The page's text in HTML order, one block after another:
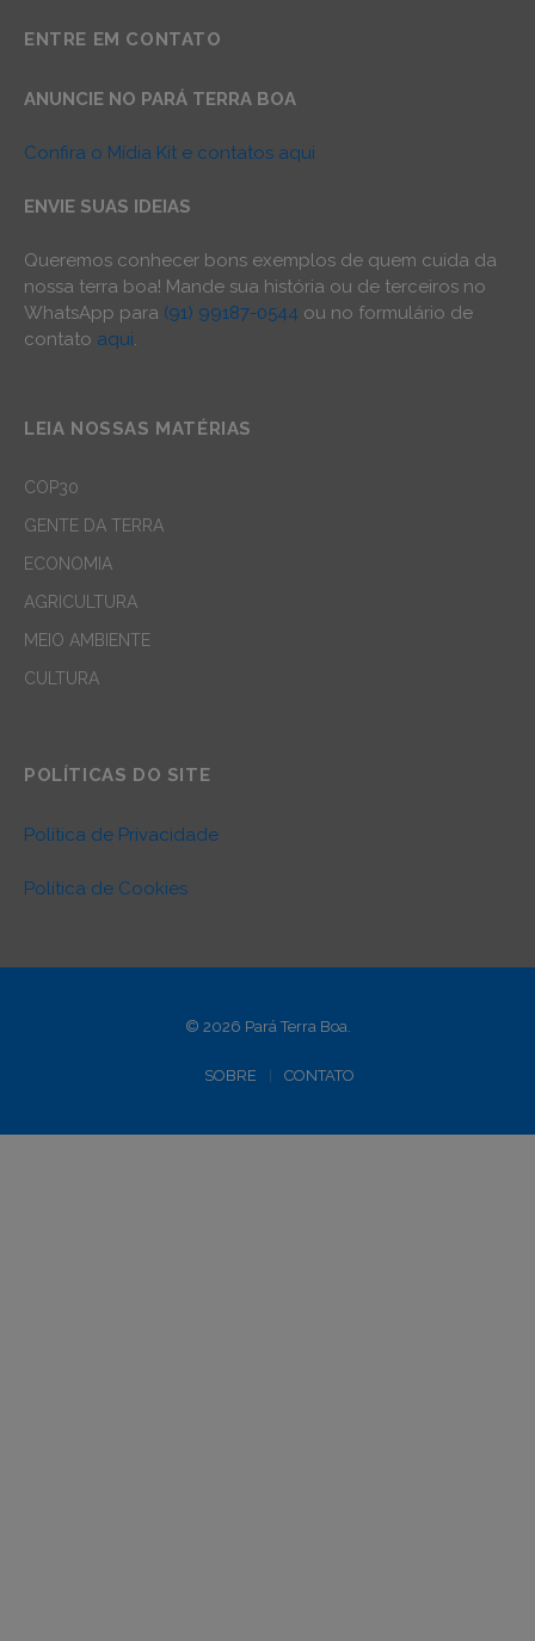
ENTRE EM CONTATO
ANUNCIE NO PARÁ TERRA BOA
Confira o Mídia Kit e contatos aqui
ENVIE SUAS IDEIAS
Queremos conhecer bons exemplos de quem cuida da
nossa terra boa! Mande sua história ou de terceiros no
WhatsApp para (91) 99187-0544 ou no formulário de
contato aqui.
LEIA NOSSAS MATÉRIAS
COP30
GENTE DA TERRA
ECONOMIA
AGRICULTURA
MEIO AMBIENTE
CULTURA
POLÍTICAS DO SITE
Política de Privacidade
Política de Cookies
© 2026 Pará Terra Boa.
SOBRE CONTATO